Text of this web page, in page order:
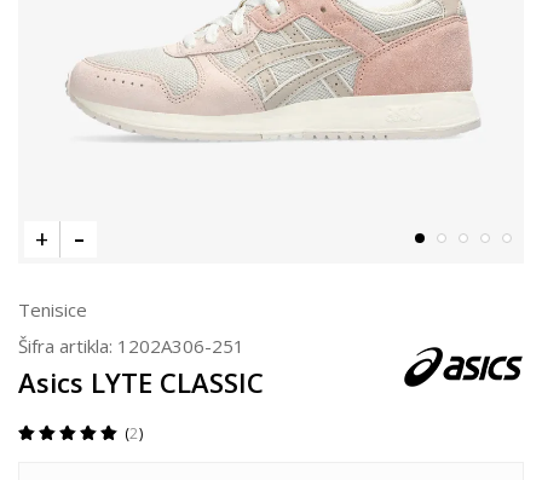
Tenisice
Šifra artikla: 1202A306-251
Asics LYTE CLASSIC
2